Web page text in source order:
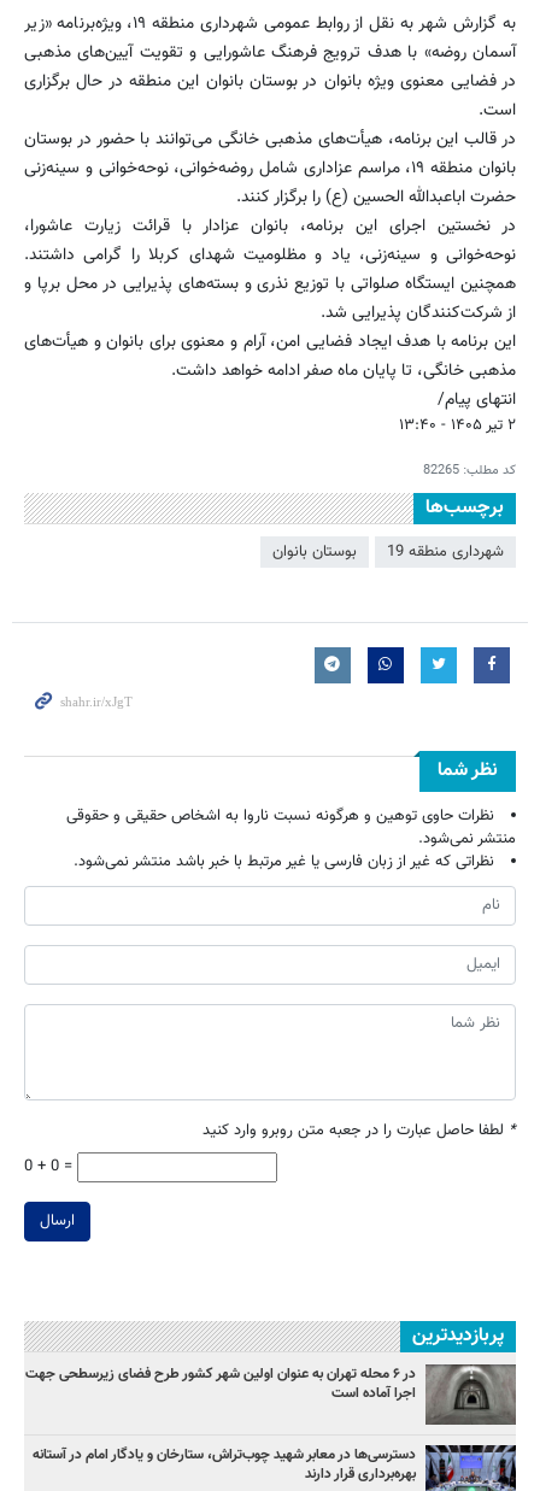
به گزارش شهر به نقل از روابط عمومی شهرداری منطقه ۱۹، ویژه‌برنامه «زیر
آسمان روضه» با هدف ترویج فرهنگ عاشورایی و تقویت آیین‌های مذهبی
در فضایی معنوی ویژه بانوان در بوستان بانوان این منطقه در حال برگزاری
است.
در قالب این برنامه، هیأت‌های مذهبی خانگی می‌توانند با حضور در بوستان
بانوان منطقه ۱۹، مراسم عزاداری شامل روضه‌خوانی، نوحه‌خوانی و سینه‌زنی
حضرت اباعبدالله الحسین (ع) را برگزار کنند.
در نخستین اجرای این برنامه، بانوان عزادار با قرائت زیارت عاشورا،
نوحه‌خوانی و سینه‌زنی، یاد و مظلومیت شهدای کربلا را گرامی داشتند.
همچنین ایستگاه صلواتی با توزیع نذری و بسته‌های پذیرایی در محل برپا و
از شرکت‌کنندگان پذیرایی شد.
این برنامه با هدف ایجاد فضایی امن، آرام و معنوی برای بانوان و هیأت‌های
مذهبی خانگی، تا پایان ماه صفر ادامه خواهد داشت.
انتهای پیام/
۲ تیر ۱۴۰۵ - ۱۳:۴۰
کد مطلب: 82265
برچسب‌ها
شهرداری منطقه 19 بوستان بانوان
نظر شما
نظرات حاوی توهین و هرگونه نسبت ناروا به اشخاص حقیقی و حقوقی
منتشر نمی‌شود.
نظراتی که غیر از زبان فارسی یا غیر مرتبط با خبر باشد منتشر نمی‌شود.
* لطفا حاصل عبارت را در جعبه متن روبرو وارد کنید
0 + 0 =
ارسال
پربازدیدترین
در ۶ محله تهران به عنوان اولین شهر کشور طرح فضای زیرسطحی جهت
اجرا آماده است
دسترسی‌ها در معابر شهید چوب‌تراش، ستارخان و یادگار امام در آستانه
بهره‌برداری قرار دارند